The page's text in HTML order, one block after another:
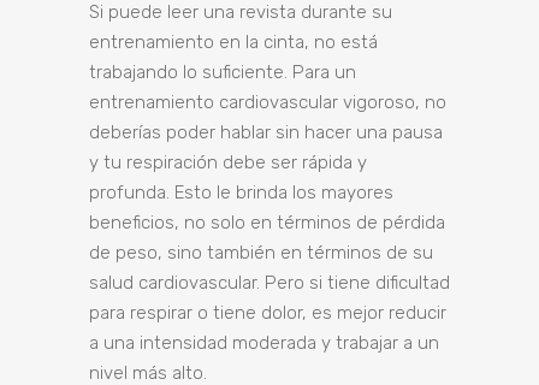
Si puede leer una revista durante su
entrenamiento en la cinta, no está
trabajando lo suficiente. Para un
entrenamiento cardiovascular vigoroso, no
deberías poder hablar sin hacer una pausa
y tu respiración debe ser rápida y
profunda. Esto le brinda los mayores
beneficios, no solo en términos de pérdida
de peso, sino también en términos de su
salud cardiovascular. Pero si tiene dificultad
para respirar o tiene dolor, es mejor reducir
a una intensidad moderada y trabajar a un
nivel más alto.